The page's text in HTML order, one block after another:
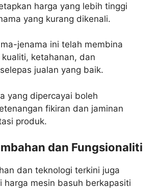
harga yang lebih tinggi
yang kurang dikenali.
jenama ini telah membina
ketahanan, dan
jualan yang baik.
yang dipercayai boleh
fikiran dan jaminan
produk.
dan Fungsionaliti
dan teknologi terkini juga
harga mesin basuh berkapasiti